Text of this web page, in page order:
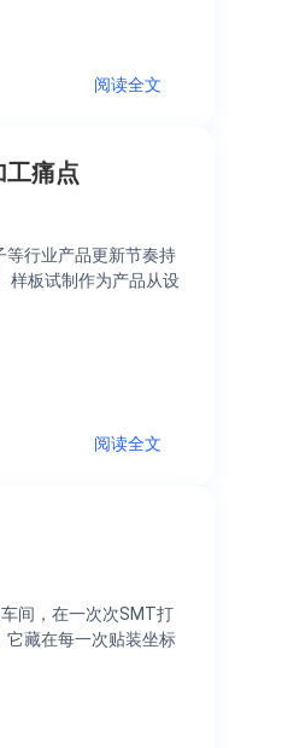
阅读全文
痛点
等行业产品更新节奏持
样板试制作为产品从设
阅读全文
间，在一次次SMT打
它藏在每一次贴装坐标